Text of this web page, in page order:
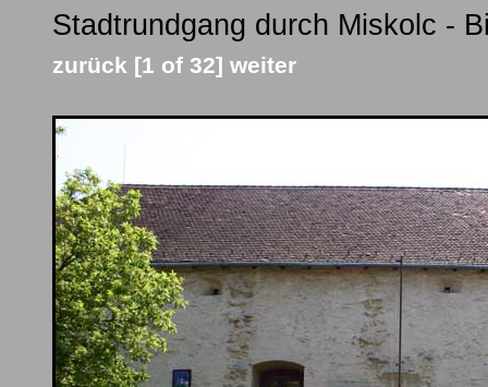
Stadtrundgang durch Miskolc -
zurück [1 of 32] weiter